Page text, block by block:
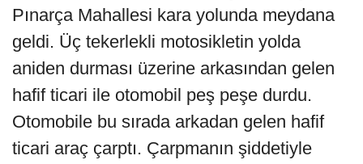
Pınarça Mahallesi kara yolunda meydana
geldi. Üç tekerlekli motosikletin yolda
aniden durması üzerine arkasından gelen
hafif ticari ile otomobil peş peşe durdu.
Otomobile bu sırada arkadan gelen hafif
ticari araç çarptı. Çarpmanın şiddetiyle